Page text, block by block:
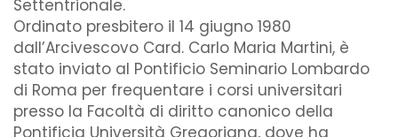
Settentrionale.
Ordinato presbitero il 14 giugno 1980
dall’Arcivescovo Card. Carlo Maria Martini, è
stato inviato al Pontificio Seminario Lombardo
di Roma per frequentare i corsi universitari
presso la Facoltà di diritto canonico della
Pontificia Università Gregoriana, dove ha